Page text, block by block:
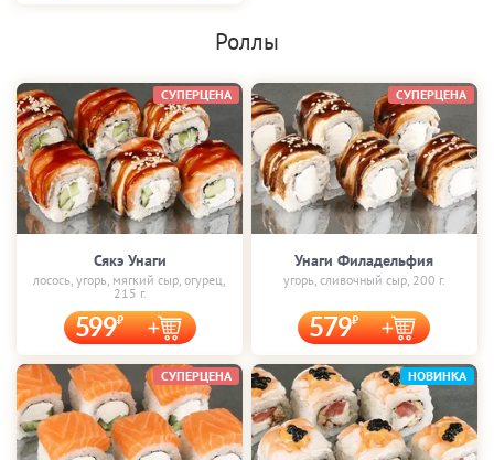
Роллы
Сякэ Унаги
лосось, угорь, мягкий сыр, огурец,
215 г.
599
СУПЕРЦЕНА
Унаги Филадельфия
угорь, сливочный сыр, 200 г.
579
СУПЕРЦЕНА
СУПЕРЦЕНА НОВИНКА